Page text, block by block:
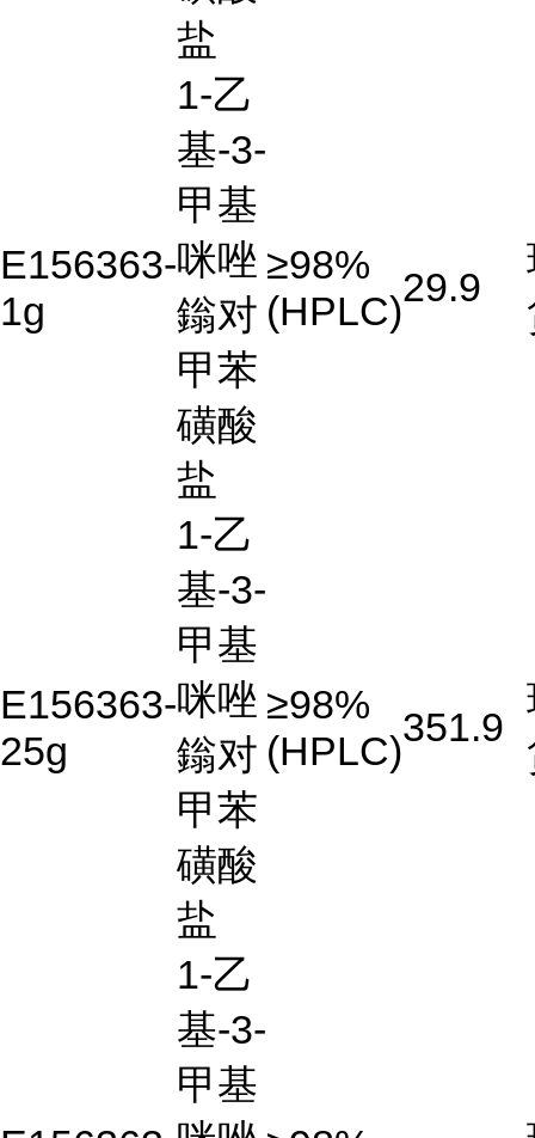
盐
E156363-
1g
1-乙
基-3-
甲基
咪唑
鎓对
甲苯
磺酸
盐
≥98%
(HPLC)
29.9
E156363-
25g
1-乙
基-3-
甲基
咪唑
鎓对
甲苯
磺酸
盐
≥98%
(HPLC)
351.9
1-乙
基-3-
甲基